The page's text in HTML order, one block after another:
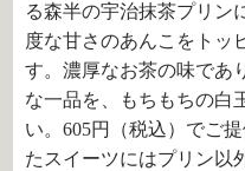
る森半の宇治抹茶プリン
度な甘さのあんこをトッ
す。濃厚なお茶の味であ
な一品を、もちもちの白
い。605円（税込）でご
たスイーツにはプリン以